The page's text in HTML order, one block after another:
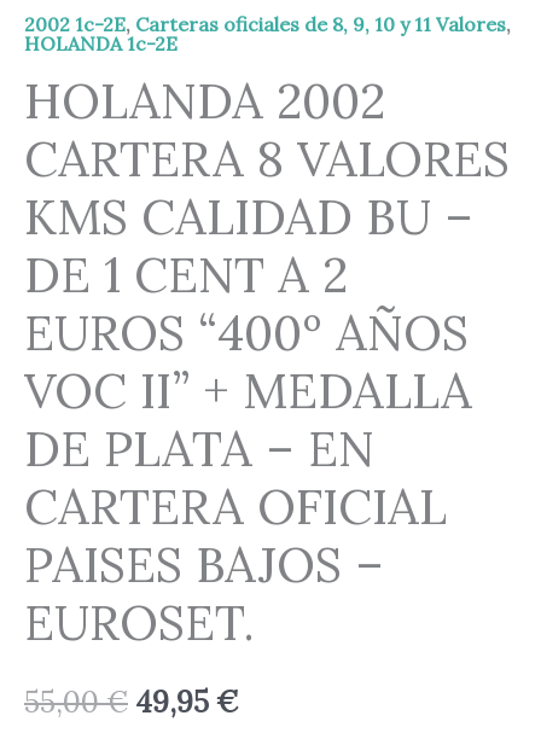
2002 1c-2E, Carteras oficiales de 8, 9, 10 y 11 Valores,
HOLANDA 1c-2E
HOLANDA 2002
CARTERA 8 VALORES
KMS CALIDAD BU –
DE 1 CENT A 2
EUROS “400º AÑOS
VOC II” + MEDALLA
DE PLATA – EN
CARTERA OFICIAL
PAISES BAJOS –
EUROSET.
55,00€ 49,95€